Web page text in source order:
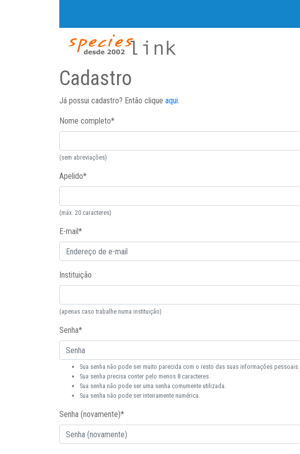
Cadastro
Já possui cadastro? Então clique aqui.
Nome completo*
(sem abreviações)
Apelido*
(máx. 20 caracteres)
E-mail*
Instituição
(apenas caso trabalhe numa instituição)
Senha*
Sua senha não pode ser muito parecida com o resto das suas informações pessoais.
Sua senha precisa conter pelo menos 8 caracteres.
Sua senha não pode ser uma senha comumente utilizada.
Sua senha não pode ser inteiramente numérica.
Senha (novamente)*